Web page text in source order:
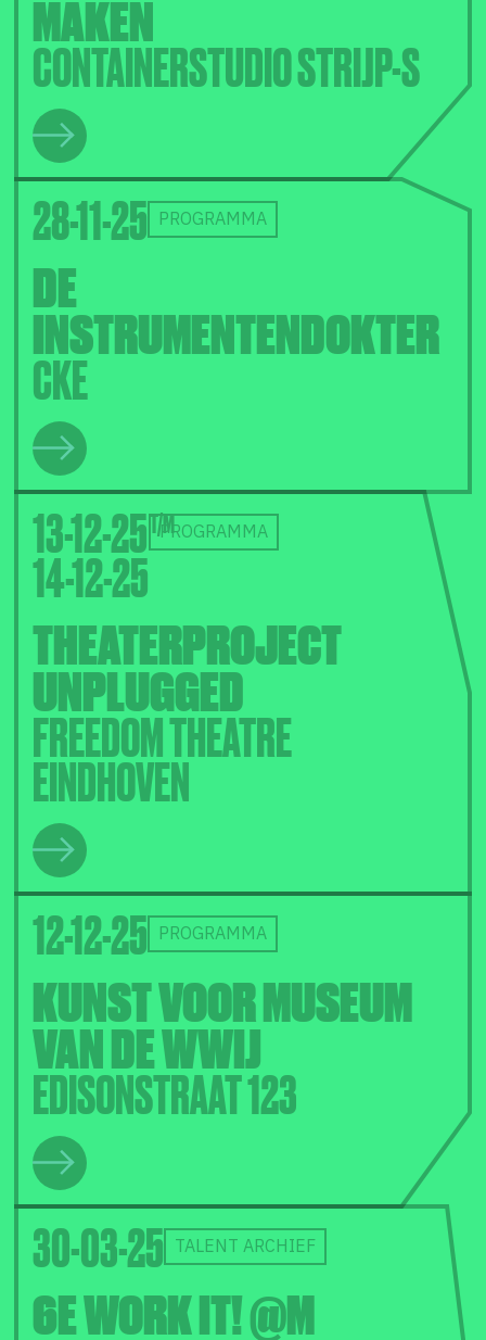
MAKEN
CONTAINERSTUDIO STRIJP-S
28-11-25 PROGRAMMA
DE
INSTRUMENTENDOKTER
CKE
13-12-25
14-12-25
PROGRAMMA
THEATERPROJECT
UNPLUGGED
FREEDOM THEATRE
EINDHOVEN
12-12-25 PROGRAMMA
KUNST VOOR MUSEUM
VAN DE WWIJ
EDISONSTRAAT 123
30-03-25 TALENT ARCHIEF
6E WORK IT! @M